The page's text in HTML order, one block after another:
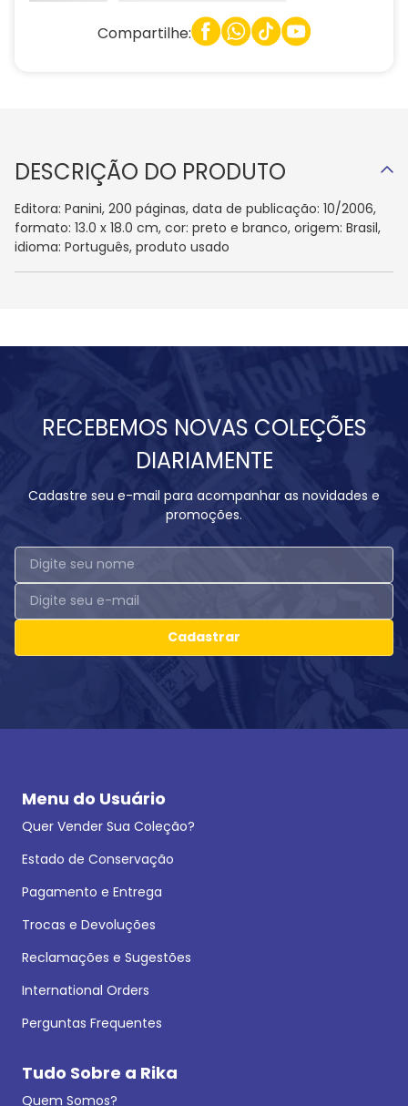
Compartilhe:
DESCRIÇÃO DO PRODUTO
Editora: Panini, 200 páginas, data de publicação: 10/2006,
formato: 13.0 x 18.0 cm, cor: preto e branco, origem: Brasil,
idioma: Português, produto usado
RECEBEMOS NOVAS COLEÇÕES
DIARIAMENTE
Cadastre seu e-mail para acompanhar as novidades e
promoções.
Cadastrar
Menu do Usuário
Quer Vender Sua Coleção?
Estado de Conservação
Pagamento e Entrega
Trocas e Devoluções
Reclamações e Sugestões
International Orders
Perguntas Frequentes
Tudo Sobre a Rika
Quem Somos?